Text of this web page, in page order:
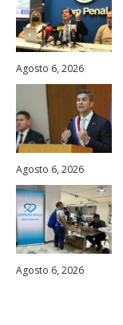
Agosto 6, 2026
Agosto 6, 2026
Agosto 6, 2026